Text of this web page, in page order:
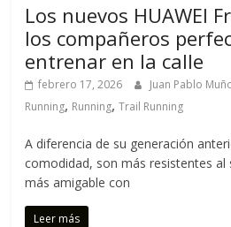
Los nuevos HUAWEI
los compañeros
entrenar en la calle
febrero 17, 2026 Juan Pablo
Running, Running,Trail Running
A diferencia de su generación
comodidad, son más resistentes al
más amigable con
Leer más